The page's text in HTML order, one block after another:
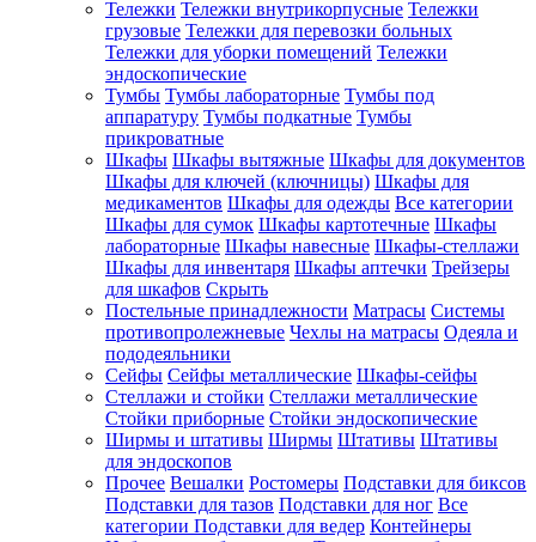
Тележки Тележки внутрикорпусные Тележки
грузовые Тележки для перевозки больных
Тележки для уборки помещений Тележки
эндоскопические
Тумбы Тумбы лабораторные Тумбы под
аппаратуру Тумбы подкатные Тумбы
прикроватные
Шкафы Шкафы вытяжные Шкафы для документов
Шкафы для ключей (ключницы) Шкафы для
медикаментов Шкафы для одежды Все категории
Шкафы для сумок Шкафы картотечные Шкафы
лабораторные Шкафы навесные Шкафы-стеллажи
Шкафы для инвентаря Шкафы аптечки Трейзеры
для шкафов Скрыть
Постельные принадлежности Матрасы Системы
противопролежневые Чехлы на матрасы Одеяла и
пододеяльники
Сейфы Сейфы металлические Шкафы-сейфы
Стеллажи и стойки Стеллажи металлические
Стойки приборные Стойки эндоскопические
Ширмы и штативы Ширмы Штативы Штативы
для эндоскопов
Прочее Вешалки Ростомеры Подставки для биксов
Подставки для тазов Подставки для ног Все
категории Подставки для ведер Контейнеры